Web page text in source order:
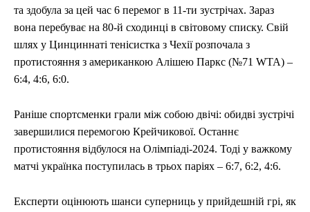
та здобула за цей час 6 перемог в 11-ти зустрічах. Зараз
вона перебуває на 80-й сходинці в світовому списку. Свій
шлях у Цинциннаті тенісистка з Чехії розпочала з
протистояння з американкою Алішею Паркс (№71 WTA) –
6:4, 4:6, 6:0.
Раніше спортсменки грали між собою двічі: обидві зустрічі
завершилися перемогою Крейчикової. Останнє
протистояння відбулося на Олімпіаді-2024. Тоді у важкому
матчі українка поступилась в трьох паріях – 6:7, 6:2, 4:6.
Експерти оцінюють шанси суперниць у прийдешній грі, як